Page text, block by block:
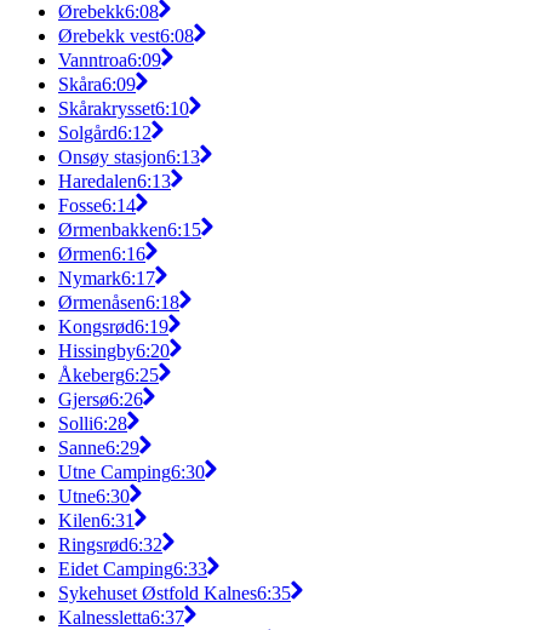
Ørebekk6:08
Ørebekk vest6:08
Vanntroa6:09
Skåra6:09
Skårakrysset6:10
Solgård6:12
Onsøy stasjon6:13
Haredalen6:13
Fosse6:14
Ørmenbakken6:15
Ørmen6:16
Nymark6:17
Ørmenåsen6:18
Kongsrød6:19
Hissingby6:20
Åkeberg6:25
Gjersø6:26
Solli6:28
Sanne6:29
Utne Camping6:30
Utne6:30
Kilen6:31
Ringsrød6:32
Eidet Camping6:33
Sykehuset Østfold Kalnes6:35
Kalnessletta6:37